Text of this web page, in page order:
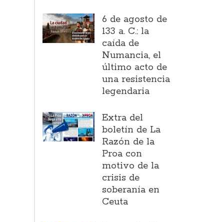
6 de agosto de
133 a. C.: la
caída de
Numancia, el
último acto de
una resistencia
legendaria
Extra del
boletín de La
Razón de la
Proa con
motivo de la
crisis de
soberanía en
Ceuta